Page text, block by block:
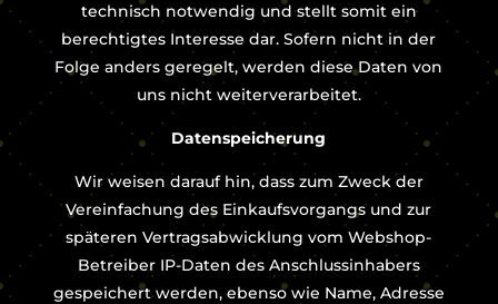
technisch notwendig und stellt somit ein
berechtigtes Interesse dar. Sofern nicht in der
Folge anders geregelt, werden diese Daten von
uns nicht weiterverarbeitet.
Datenspeicherung
Wir weisen darauf hin, dass zum Zweck der
Vereinfachung des Einkaufsvorgangs und zur
späteren Vertragsabwicklung vom Webshop-
Betreiber IP-Daten des Anschlussinhabers
gespeichert werden, ebenso wie Name, Adresse